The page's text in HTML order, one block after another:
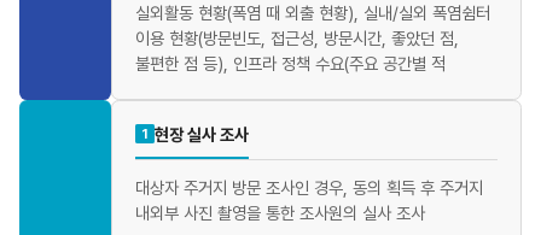
실외활동 현황(폭염 때 외출 현황), 실내/실외 폭염쉼터
이용 현황(방문빈도, 접근성, 방문시간, 좋았던 점,
불편한 점 등), 인프라 정책 수요(주요 공간별 적
1 현장 실사 조사
대상자 주거지 방문 조사인 경우, 동의 획득 후 주거지
내외부 사진 촬영을 통한 조사원의 실사 조사